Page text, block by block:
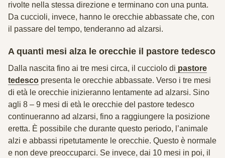
rivolte nella stessa direzione e terminano con una punta.
Da cuccioli, invece, hanno le orecchie abbassate che, con
il passare del tempo, tenderanno ad alzarsi.
A quanti mesi alza le orecchie il pastore tedesco
Dalla nascita fino ai tre mesi circa, il cucciolo di pastore
tedesco presenta le orecchie abbassate. Verso i tre mesi
di età le orecchie inizieranno lentamente ad alzarsi. Sino
agli 8 – 9 mesi di età le orecchie del pastore tedesco
continueranno ad alzarsi, fino a raggiungere la posizione
eretta. È possibile che durante questo periodo, l’animale
alzi e abbassi ripetutamente le orecchie. Questo è normale
e non deve preoccuparci. Se invece, dai 10 mesi in poi, il